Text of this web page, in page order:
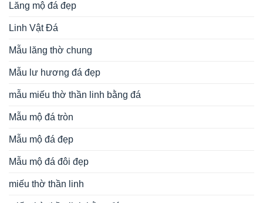
Lăng mộ đá đẹp
Linh Vật Đá
Mẫu lăng thờ chung
Mẫu lư hương đá đẹp
mẫu miếu thờ thần linh bằng đá
Mẫu mộ đá tròn
Mẫu mộ đá đẹp
Mẫu mộ đá đôi đẹp
miếu thờ thần linh